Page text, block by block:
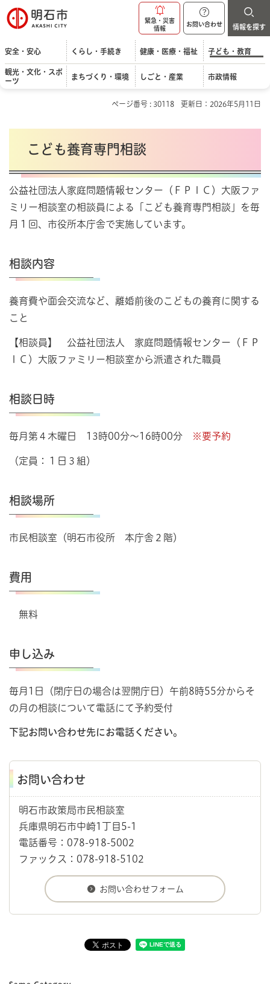
明石市
緊急・災害
情報
お問い合わせ 情報を探す
安全・安心 くらし・手続き 健康・医療・福祉 子ども・教育
観光・文化・スポ
ーツ
まちづくり・環境 しごと・産業 市政情報
ページ番号 : 30118 更新日：2026年5月11日
こども養育専門相談
公益社団法人家庭問題情報センター（ＦＰＩＣ）大阪ファ
ミリー相談室の相談員による「こども養育専門相談」を毎
月１回、市役所本庁舎で実施しています。
相談内容
養育費や面会交流など、離婚前後のこどもの養育に関する
こと
【相談員】 公益社団法人 家庭問題情報センター（ＦＰ
ＩＣ）大阪ファミリー相談室から派遣された職員
相談日時
毎月第４木曜日 13時00分～16時00分 ※要予約
（定員：１日３組）
相談場所
市民相談室（明石市役所 本庁舎２階）
費用
無料
申し込み
毎月1日（閉庁日の場合は翌開庁日）午前8時55分からそ
の月の相談について電話にて予約受付
下記お問い合わせ先にお電話ください。
お問い合わせ
明石市政策局市民相談室
兵庫県明石市中崎1丁目5-1
電話番号：078-918-5002
ファックス：078-918-5102